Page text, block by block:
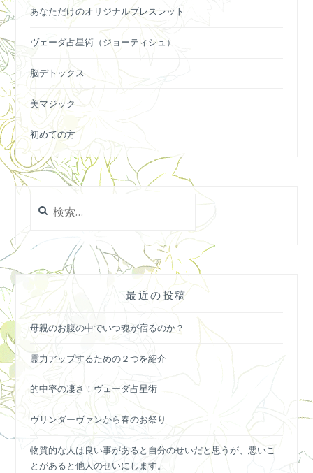
あなただけのオリジナルブレスレット
ヴェーダ占星術（ジョーティシュ）
脳デトックス
美マジック
初めての方
索:
最近の投稿
母親のお腹の中でいつ魂が宿るのか？
霊力アップするための２つを紹介
的中率の凄さ！ヴェーダ占星術
ヴリンダーヴァンから春のお祭り
物質的な人は良い事があると自分のせいだと思うが、悪いこ
とがあると他人のせいにします。